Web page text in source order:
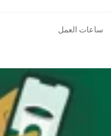
ساعات العمل